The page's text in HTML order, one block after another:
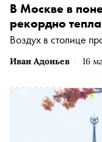
Иван Адоньев 16
В Москве в
рекордно
Воздух в столице